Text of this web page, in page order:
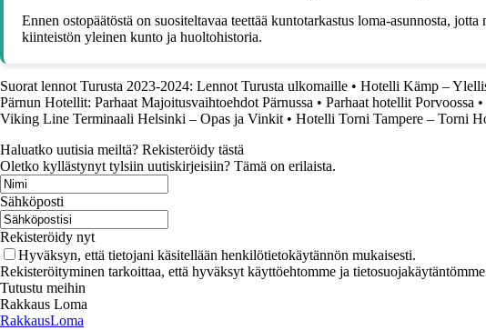
Ennen ostopäätöstä on suositeltavaa teettää kuntotarkastus loma-asunnosta,
kiinteistön yleinen kunto ja huoltohistoria.
Suorat lennot Turusta 2023-2024: Lennot Turusta ulkomaille • Hotelli Kämp –
Pärnun Hotellit: Parhaat Majoitusvaihtoehdot Pärnussa • Parhaat hotellit Porvoossa •
Viking Line Terminaali Helsinki – Opas ja Vinkit • Hotelli Torni Tampere – Torni
Haluatko uutisia meiltä? Rekisteröidy tästä
Oletko kyllästynyt tylsiin uutiskirjeisiin? Tämä on erilaista.
Sähköposti
Rekisteröidy nyt
Hyväksyn, että tietojani käsitellään henkilötietokäytännön mukaisesti.
Rekisteröityminen tarkoittaa, että hyväksyt käyttöehtomme ja
Tutustu meihin
Rakkaus Loma
RakkausLoma